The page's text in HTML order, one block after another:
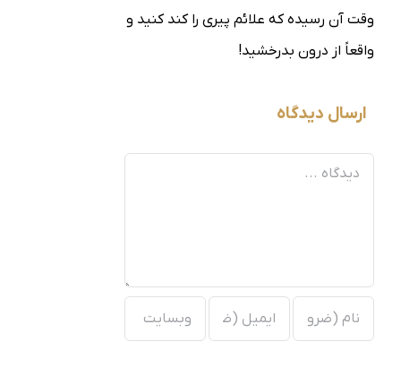
وقت آن رسیده که علائم پیری را کند کنید و
واقعاً از درون بدرخشید!
ارسال دیدگاه
دیدگاه